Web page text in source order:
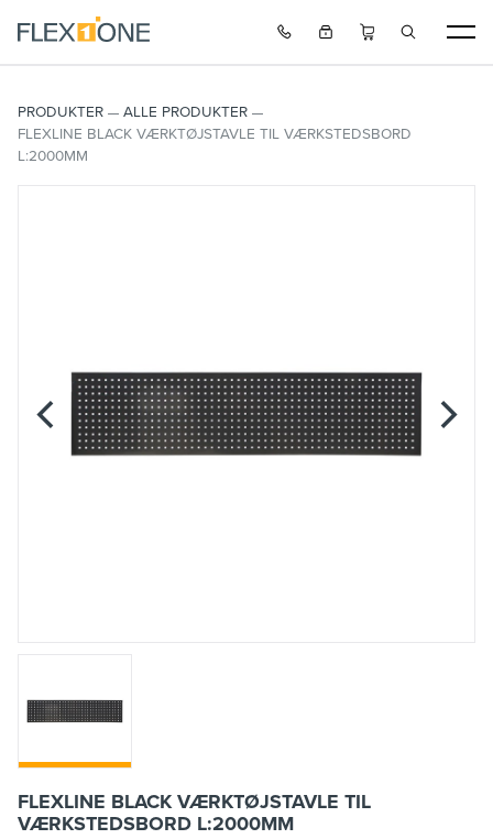
PRODUKTER
ALLE PRODUKTER
FLEXLINE BLACK VÆRKTØJSTAVLE TIL VÆRKSTEDSBORD
L:2000MM
FLEXLINE BLACK VÆRKTØJSTAVLE TIL
VÆRKSTEDSBORD L:2000MM